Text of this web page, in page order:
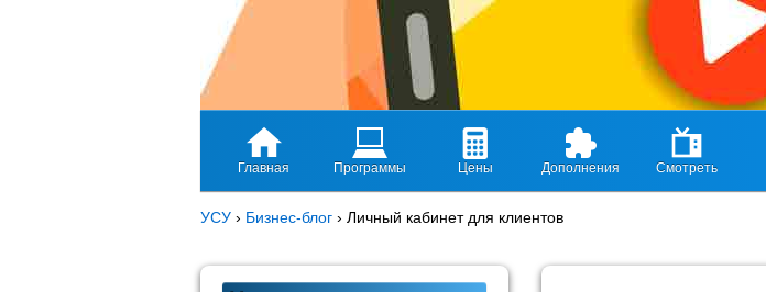
Главная Программы Цены Дополнения Смотреть
УСУ › Бизнес-блог › Личный кабинет для клиентов